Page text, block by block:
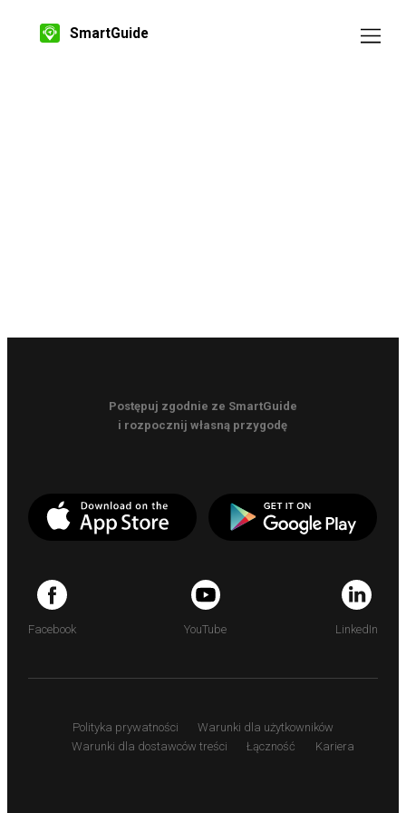
SmartGuide
Postępuj zgodnie ze SmartGuide
i rozpocznij własną przygodę
Facebook YouTube LinkedIn
Polityka prywatności
Warunki dla użytkowników
Warunki dla dostawców treści
Łączność Kariera